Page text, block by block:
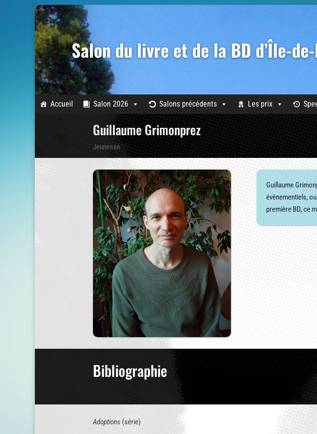
Salon du livre et de la BD d’Île-
Accueil Salon 2026 Salons précédents Les prix
Guillaume Grimonprez
Jeunesse
Guillaume
évènementiels,
première BD, ce
Bibliographie
Adoptions (série)